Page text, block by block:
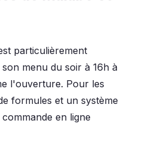
particulièrement
menu du soir à 16h à
l'ouverture. Pour les
formules et un système
en ligne